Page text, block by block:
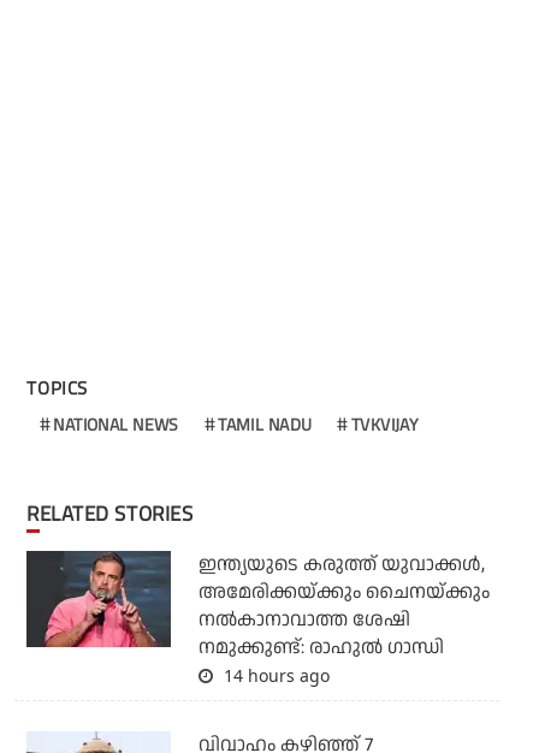
TOPICS
NATIONAL NEWS TAMIL NADU TVKVIJAY
RELATED STORIES
ഇന്ത്യയുടെ കരുത്ത് യുവാക്കള്‍,
അമേരിക്കയ്ക്കും ചൈനയ്ക്കും
നല്‍കാനാവാത്ത ശേഷി
നമുക്കുണ്ട്: രാഹുല്‍ ഗാന്ധി
14 hours ago
വിവാഹം കഴിഞ്ഞ് 7